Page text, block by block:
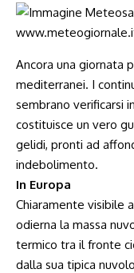
Ancora una giornata
mediterranei. I
sembrano verificarsi
costituisce un vero
gelidi, pronti ad
indebolimento.
In Europa
Chiaramente visibile
odierna la massa
termico tra il fronte
dalla sua tipica